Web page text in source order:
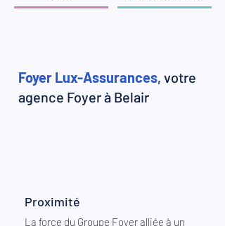
Foyer Lux-Assurances, votre
agence Foyer à Belair
Proximité
La force du Groupe Foyer alliée à un